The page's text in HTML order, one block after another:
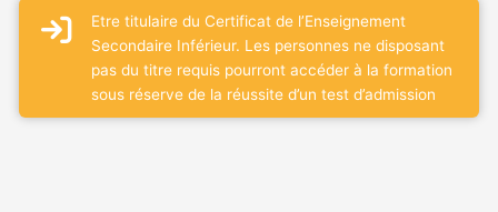
Etre titulaire du Certificat de l’Enseignement
Secondaire Inférieur. Les personnes ne disposant
pas du titre requis pourront accéder à la formation
sous réserve de la réussite d’un test d’admission